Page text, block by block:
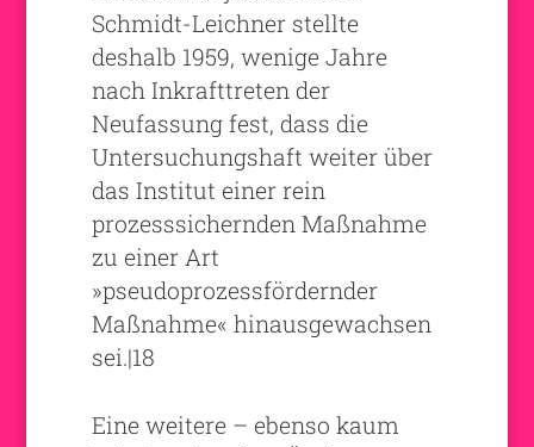
Schmidt-Leichner stellte
deshalb 1959, wenige Jahre
nach Inkrafttreten der
Neufassung fest, dass die
Untersuchungshaft weiter über
das Institut einer rein
prozesssichernden Maßnahme
zu einer Art
»pseudoprozessfördernder
Maßnahme« hinausgewachsen
sei.|18
Eine weitere – ebenso kaum